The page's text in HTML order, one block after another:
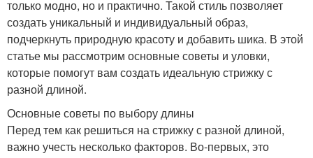
только модно, но и практично. Такой стиль позволяет
создать уникальный и индивидуальный образ,
подчеркнуть природную красоту и добавить шика. В этой
статье мы рассмотрим основные советы и уловки,
которые помогут вам создать идеальную стрижку с
разной длиной.
Основные советы по выбору длины
Перед тем как решиться на стрижку с разной длиной,
важно учесть несколько факторов. Во-первых, это